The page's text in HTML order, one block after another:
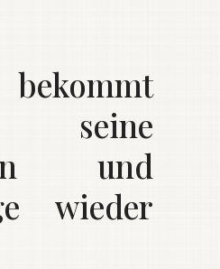
seine
und
wieder